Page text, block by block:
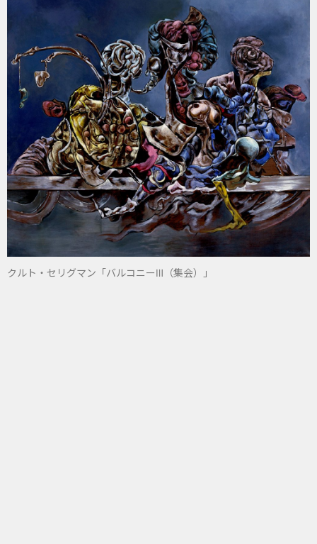
クルト・セリグマン「バルコニーⅢ（集会）」